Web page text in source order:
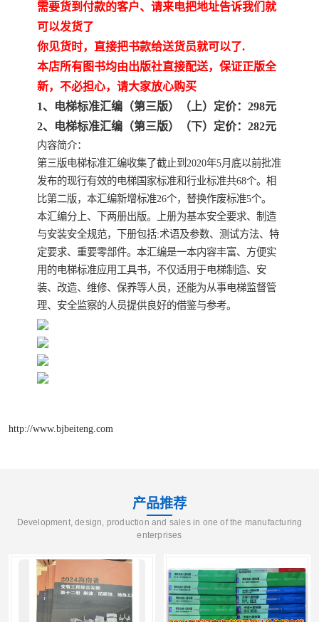
需要货到付款的客户、请来电把地址告诉我们就
可以发货了
你见货时，直接把书款给送货员就可以了.
本店所有图书均由出版社直接配送，保证正版全
新，不必担心，请大家放心购买
1、电梯标准汇编（第三版）（上）定价：298元
2、电梯标准汇编（第三版）（下）定价：282元
内容简介：
第三版电梯标准汇编收集了截止到2020年5月底以前批准
发布的现行有效的电梯国家标准和行业标准共68个。相
比第二版，本汇编新增标准26个，替换作废标准5个。
本汇编分上、下两册出版。上册为基本安全要求、制造
与安装安全规范，下册包括:术语及参数、测试方法、特
定要求、重要零部件。本汇编是一本内容丰富、方便实
用的电梯标准应用工具书，不仅适用于电梯制造、安
装、改造、维修、保养等人员，还能为从事电梯监督管
理、安全监察的人员提供良好的借鉴与参考。
http://www.bjbeiteng.com
产品推荐
Development, design, production and sales in one of the manufacturing
enterprises
青海省建筑工程消耗量定
20kv及以下配电网工程定 地质灾害治理工程质量检
验评定标准
广西建筑安装工程预算定 内河沿海港口疏浚定额
*考军校教材 黑龙江建设工程计价定额
依据
海南省建设工程预算定额 浙江省建设工程预算定额
电力工程预算概算定额 重庆市建设工程计价定额
江苏省建设工程计价定额 深圳市建设工程消耗量定
额
四川省清单定额 河南省建设工程预算定额
云南省建设工程预算定额 2020民法典
陕西省水利工程概预算定
冶金工业建设工程概算定
额